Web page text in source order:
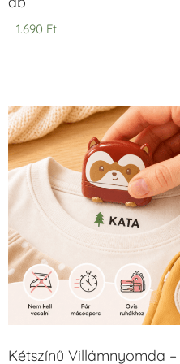
1.690 Ft
Kétszínű Villámnyomda –